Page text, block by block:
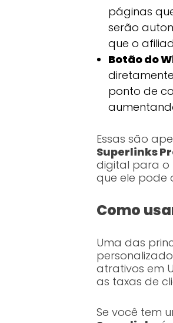
páginas
serão
que o
Botão do
ponto de
Essas são
Superlinks
digital para o
que ele pode
Como
Uma das
atrativos em
as taxas de
Se você tem